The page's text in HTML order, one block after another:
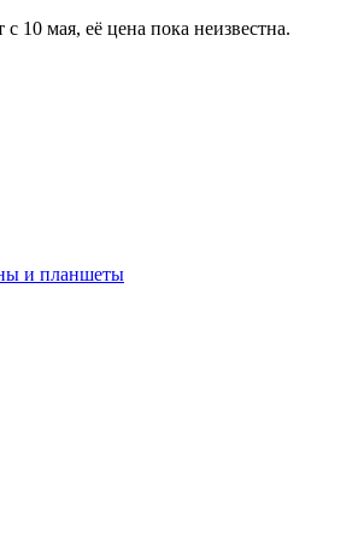
мая, её цена пока неизвестна.
и планшеты